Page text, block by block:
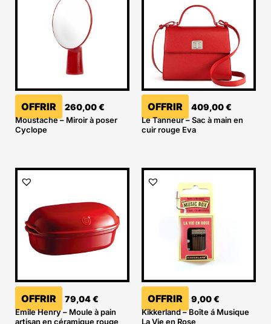
OFFRIR 260,00€
Moustache – Miroir à poser
Cyclope
OFFRIR 409,00€
Le Tanneur – Sac à main en
cuir rouge Eva
OFFRIR 79,04€
Emile Henry – Moule à pain
artisan en céramique rouge
OFFRIR 9,00€
Kikkerland – Boîte á Musique
La Vie en Rose